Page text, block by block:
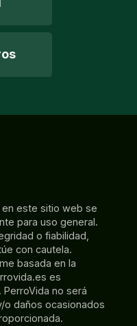
en este sitio web se
para uso general.
o fiabilidad,
con cautela.
basada en la
es
no será
o daños ocasionados